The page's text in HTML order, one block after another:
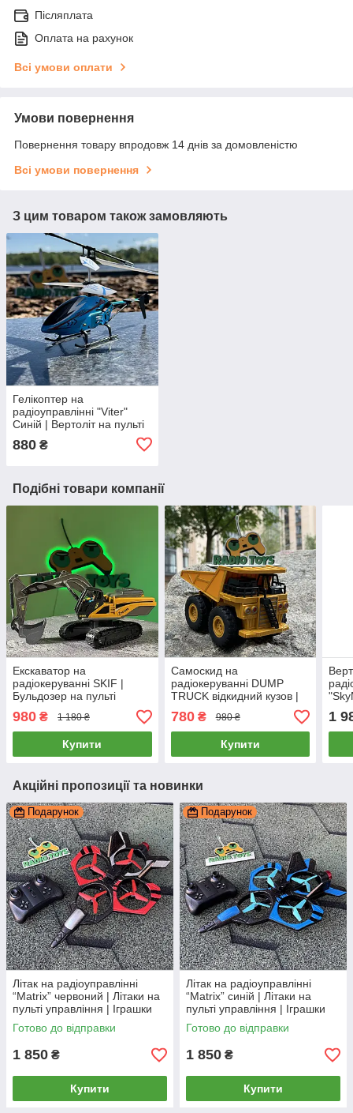
Післяплата
Оплата на рахунок
Всі умови оплати
Умови повернення
Повернення товару впродовж 14 днів за домовленістю
Всі умови повернення
З цим товаром також замовляють
Гелікоптер на
радіоуправлінні "Viter"
Синій | Вертоліт на пульті
управління | Гвинтокрил
на радіокеруванні
880 ₴
Подібні товари компанії
Екскаватор на
радіокеруванні SKIF |
Бульдозер на пульті
управління | Екскаватор
на радіоуправлінні
980 ₴ 1 180 ₴
Купити
Самоскид на
радіокеруванні DUMP
TRUCK відкидний кузов |
Грузовик на
радіоуправлінні |
Вантажівка на пульту
780₴ 980 ₴
Купити
1
Акційні пропозиції та новинки
Подарунок
Літак на радіоуправлінні
“Matrix” червоний | Літаки на
пульті управління | Іграшки
на радіокеруванні
Готово до відправки
1 850 ₴
Купити
Подарунок
Літак на радіоуправлінні
“Matrix” синій | Літаки на
пульті управління | Іграшки
на радіокеруванні
Готово до відправки
1 850 ₴
Купити